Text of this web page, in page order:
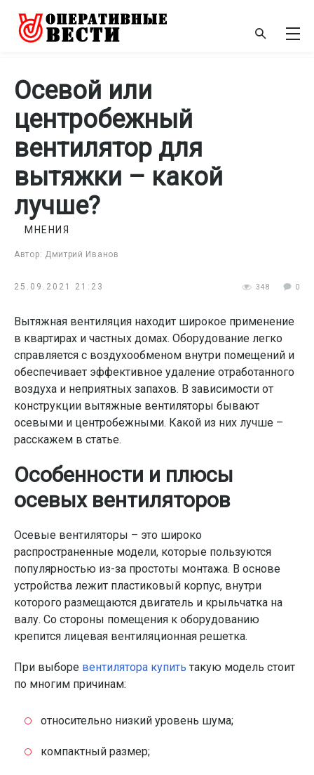
Осевой или
центробежный
вентилятор для
вытяжки – какой
лучше?
Автор: Дмитрий Иванов
МНЕНИЯ
25.09.2021 21:23 348 0
Вытяжная вентиляция находит широкое применение
в квартирах и частных домах. Оборудование легко
справляется с воздухообменом внутри помещений и
обеспечивает эффективное удаление отработанного
воздуха и неприятных запахов. В зависимости от
конструкции вытяжные вентиляторы бывают
осевыми и центробежными. Какой из них лучше –
расскажем в статье.
Особенности и плюсы
осевых вентиляторов
Осевые вентиляторы – это широко
распространенные модели, которые пользуются
популярностью из-за простоты монтажа. В основе
устройства лежит пластиковый корпус, внутри
которого размещаются двигатель и крыльчатка на
валу. Со стороны помещения к оборудованию
крепится лицевая вентиляционная решетка.
При выборе вентилятора купить такую модель стоит
по многим причинам:
относительно низкий уровень шума;
компактный размер;